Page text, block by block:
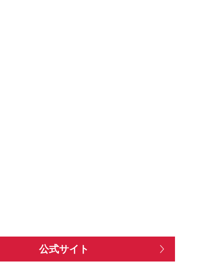
公式サイト